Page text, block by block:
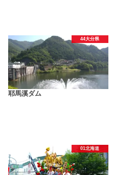
44大分県
耶馬溪ダム
01北海道